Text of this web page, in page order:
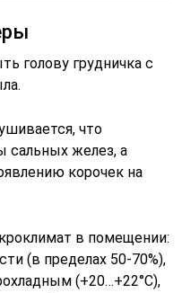
голову грудничка с
что
сальных желез, а
корочек на
в помещении:
(в пределах 50-70%),
(+20…+22°С),